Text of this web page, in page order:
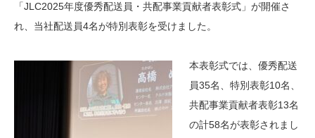
「JLC2025年度優秀配送員・共配事業貢献者表彰式」が開催さ
れ、当社配送員4名が特別表彰を受けました。
本表彰式では、優秀配送
員35名、特別表彰10名、
共配事業貢献者表彰13名
の計58名が表彰されまし